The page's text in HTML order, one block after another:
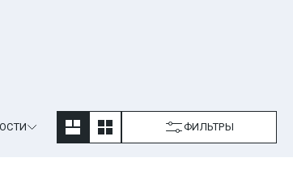
ФИЛЬТРЫ